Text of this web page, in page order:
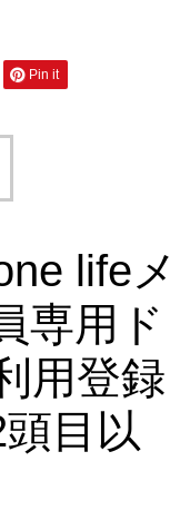
Pin it
lifeメ
専用ド
用登録
目以